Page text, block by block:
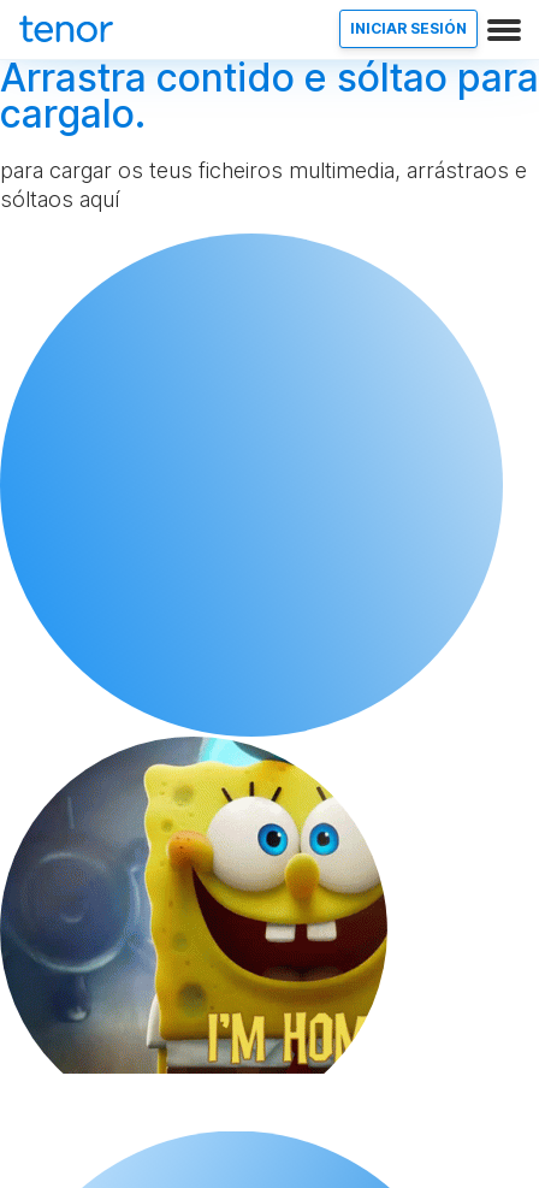
INICIAR SESIÓN
Arrastra contido e sóltao para
cargalo.
para cargar os teus ficheiros multimedia, arrástraos e
sóltaos aquí